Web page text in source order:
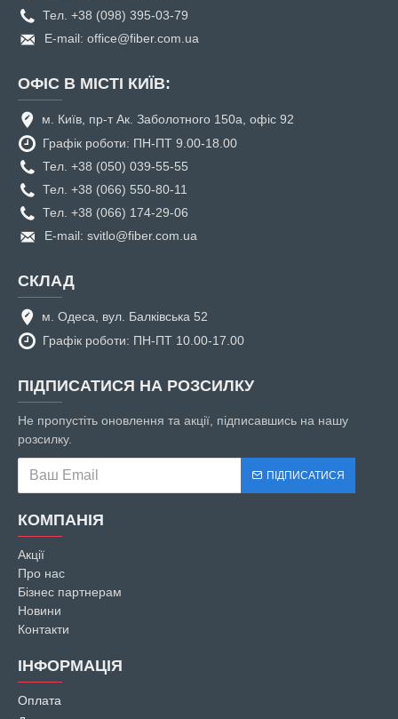
Тел. +38 (098) 395-03-79
E-mail: office@fiber.com.ua
ОФІС В МІСТІ КИЇВ:
м. Київ, пр-т Ак. Заболотного 150а, офіс 92
Графік роботи: ПН-ПТ 9.00-18.00
Тел. +38 (050) 039-55-55
Тел. +38 (066) 550-80-11
Тел. +38 (066) 174-29-06
E-mail: svitlo@fiber.com.ua
СКЛАД
м. Одеса, вул. Балківська 52
Графік роботи: ПН-ПТ 10.00-17.00
ПІДПИСАТИСЯ НА РОЗСИЛКУ
Не пропустіть оновлення та акції, підписавшись на нашу
розсилку.
ПІДПИСАТИСЯ
КОМПАНІЯ
Акції
Про нас
Бізнес партнерам
Новини
Контакти
ІНФОРМАЦІЯ
Оплата